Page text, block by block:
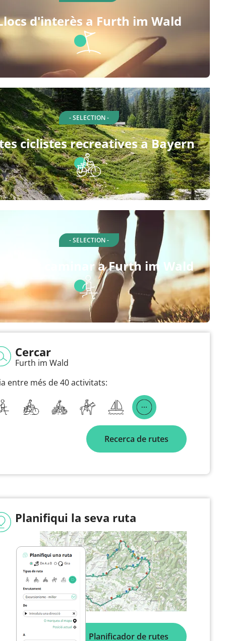
d'interès a Furth im Wald
- SELECTION -
ciclistes recreatives a Bayern
- SELECTION -
per caminar a Furth im Wald
Cercar
Furth im Wald
entre més de 40 activitats:
Recerca de rutes
Planifiqui la seva ruta
Planificador de rutes